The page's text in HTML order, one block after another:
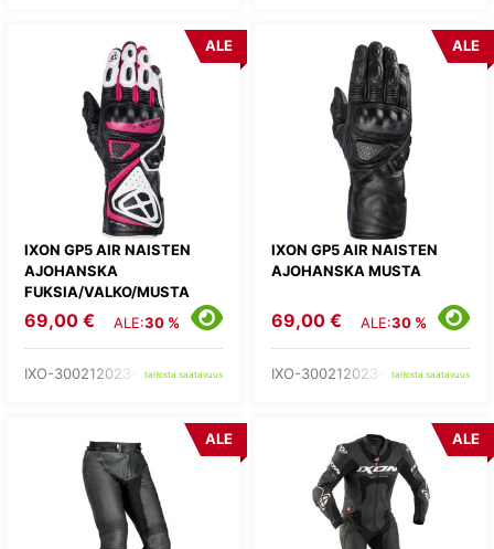
IXON GP5 AIR NAISTEN
AJOHANSKA
FUKSIA/VALKO/MUSTA
ALE
69,00 € ALE:30 %
IXO-300212023-19-tarkista saatavuus
IXON GP5 AIR NAISTEN
AJOHANSKA MUSTA
ALE
69,00 € ALE:30 %
IXO-300212023-01-tarkista saatavuus
ALE ALE